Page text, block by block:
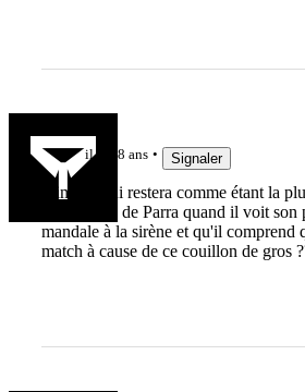
il y a 8 ans Signaler
L'image qui restera comme étant la
reste la tête de Parra quand il voit
mandale à la sirène et qu'il comprend
match à cause de ce couillon de gros